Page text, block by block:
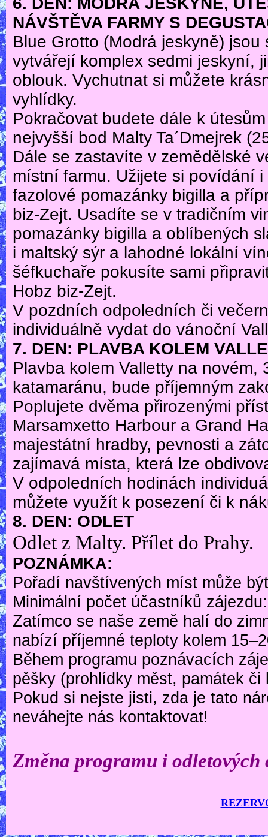
NÁVŠTĚVA FARMY S
Blue Grotto (Modrá jeskyně)
vytvářejí komplex sedmi jeskyní,
oblouk. Vychutnat si můžete
vyhlídky.
Pokračovat budete dále k
nejvyšší bod Malty Ta´Dmejrek
Dále se zastavíte v zemědělské
místní farmu. Užijete si povídání
fazolové pomazánky bigilla a
biz-Zejt. Usadíte se v tradičním
pomazánky bigilla a oblíbených
i maltský sýr a lahodné lokální
šéfkuchaře pokusíte sami
Hobz biz-Zejt.
V pozdních odpoledních či
individuálně vydat do vánoční
7. DEN: PLAVBA KOLEM
Plavba kolem Valletty na novém,
katamaránu, bude příjemným
Poplujete dvěma přirozenými
Marsamxetto Harbour a Grand
majestátní hradby, pevnosti a
zajímavá místa, která lze
V odpoledních hodinách
můžete využít k posezení či k
8. DEN: ODLET
Odlet z Malty. Přílet do Prahy.
POZNÁMKA:
Pořadí navštívených míst může
Minimální počet účastníků
Zatímco se naše země halí do
nabízí příjemné teploty kolem
Během programu poznávacích
pěšky (prohlídky měst, památek
Pokud si nejste jisti, zda je tato
neváhejte nás kontaktovat!
Změna programu i odletových